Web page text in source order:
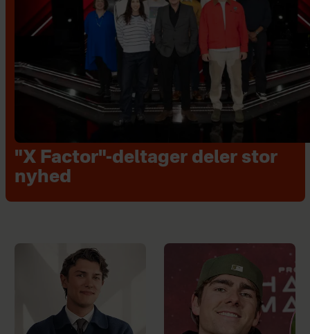
"X Factor"-deltager deler stor
nyhed